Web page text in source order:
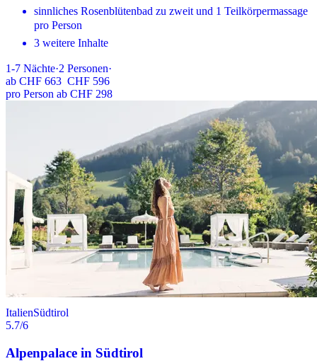
sinnliches Rosenblütenbad zu zweit und 1 Teilkörpermassage
pro Person
3 weitere Inhalte
1-7 Nächte·2 Personen·
ab CHF 663 CHF 596
pro Person ab CHF 298
ItalienSüdtirol
5.7/6
Alpenpalace in Südtirol